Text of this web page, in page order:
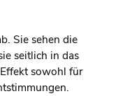
Sie sehen die
seitlich in das
sowohl für